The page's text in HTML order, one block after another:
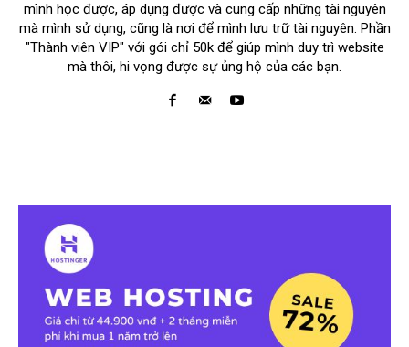
mình học được, áp dụng được và cung cấp những tài nguyên
mà mình sử dụng, cũng là nơi để mình lưu trữ tài nguyên. Phần
"Thành viên VIP" với gói chỉ 50k để giúp mình duy trì website
mà thôi, hi vọng được sự ủng hộ của các bạn.